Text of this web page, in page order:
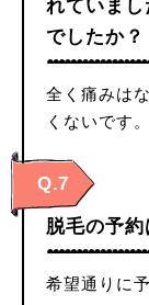
れていまし
でしたか？
全く痛みは
くないです。
Q.7
脱毛の予
希望通りに